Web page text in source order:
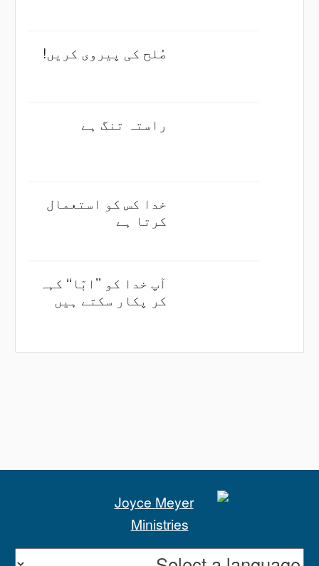
صُلح کی پیروی کریں!
راستہ تنگ ہے
خدا کس کو استعمال
کرتا ہے
آپ خدا کو ’’ابّا‘‘ کہہ
کر پکار سکتے ہیں